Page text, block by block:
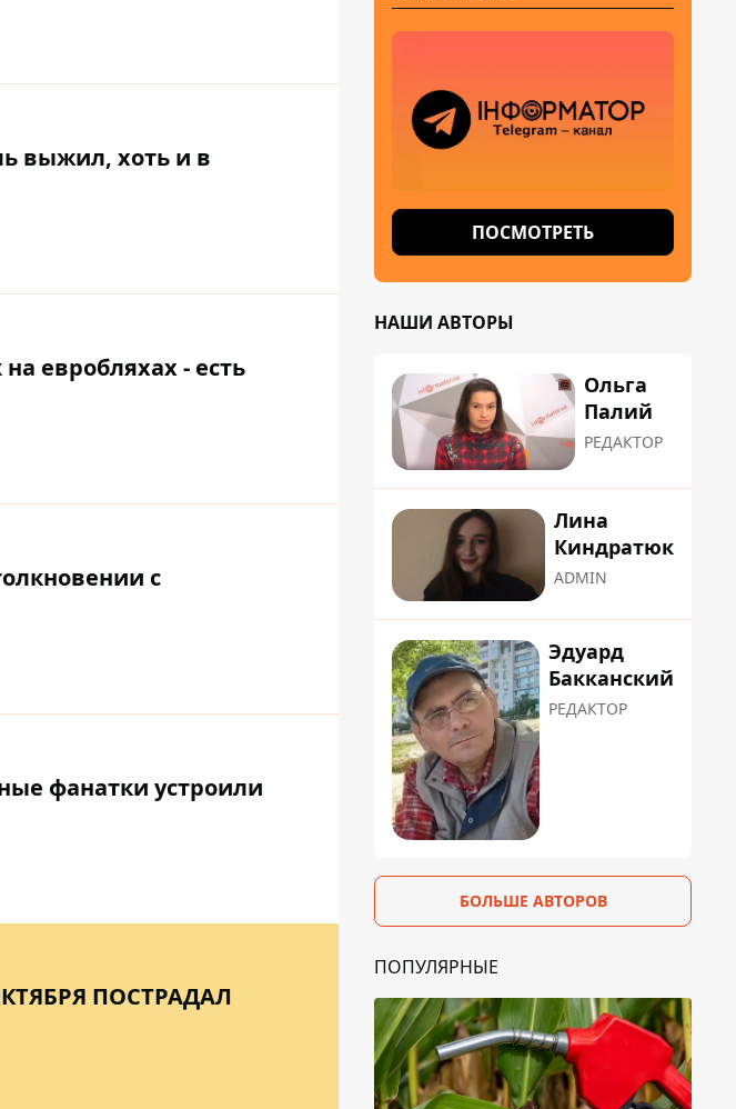
выжил, хоть и в
евробляхах - есть
с
фанатки устроили
ПОСТРАДАЛ
ПОСМОТРЕТЬ
НАШИ АВТОРЫ
Ольга
Палий
РЕДАКТОР
Лина
Киндратюк
ADMIN
Эдуард
Бакканский
РЕДАКТОР
БОЛЬШЕ АВТОРОВ
ПОПУЛЯРНЫЕ